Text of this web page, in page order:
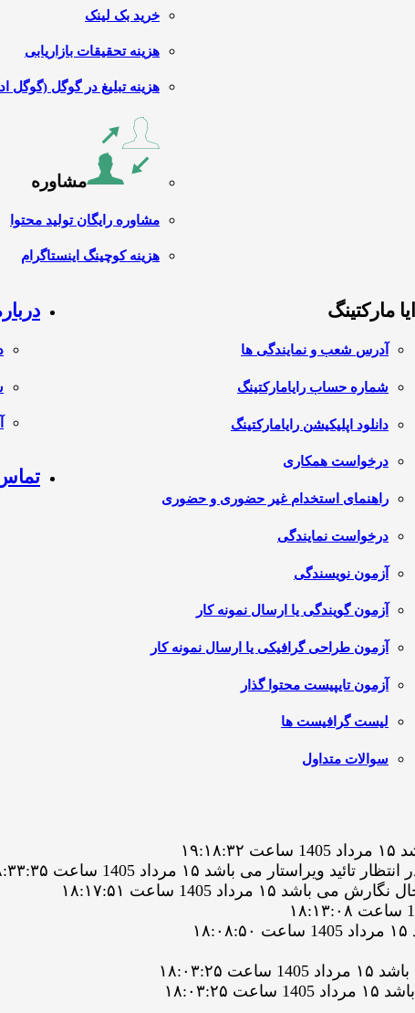
خرید بک لینک
هزینه تحقیقات بازاریابی
هزینه تبلیغ در گوگل (گوگل
مشاوره
مشاوره رایگان تولید محتوا
هزینه کوچینگ اینستاگرام
مارکتینگ
آدرس شعب و نمایندگی ها
شماره حساب رایامارکتینگ
دانلود اپلیکیشن رایامارکتینگ
درخواست همکاری
راهنمای استخدام غیر حضوری و حضوری
درخواست نمایندگی
آزمون نویسندگی
آزمون گویندگی یا ارسال نمونه کار
آزمون طراحی گرافیکی یا ارسال نمونه کار
آزمون تایپیست محتوا گذار
لیست گرافیست ها
سوالات متداول
تماس
1405 ساعت ۱۸:۱۷:۵۱